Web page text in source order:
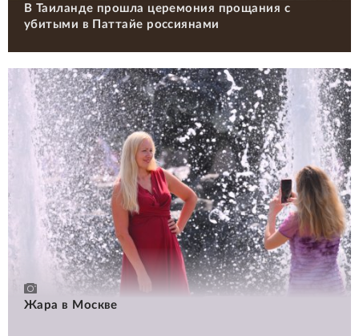
В Таиланде прошла церемония прощания с
убитыми в Паттайе россиянами
Жара в Москве